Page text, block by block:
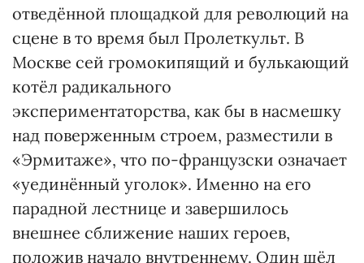
отведённой площадкой для революций на
сцене в то время был Пролеткульт. В
Москве сей громокипящий и булькающий
котёл радикального
экспериментаторства, как бы в насмешку
над поверженным строем, разместили в
«Эрмитаже», что по-французски означает
«уединённый уголок». Именно на его
парадной лестнице и завершилось
внешнее сближение наших героев,
положив начало внутреннему. Один шёл